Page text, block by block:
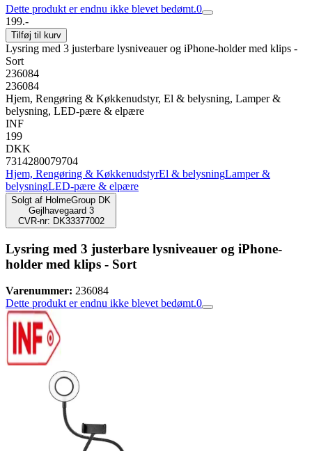
Dette produkt er endnu ikke blevet bedømt.0
199.-
Tilføj til kurv
Lysring med 3 justerbare lysniveauer og iPhone-holder med klips -
Sort
236084
236084
Hjem, Rengøring & Køkkenudstyr, El & belysning, Lamper &
belysning, LED-pære & elpære
INF
199
DKK
7314280079704
Hjem, Rengøring & KøkkenudstyrEl & belysningLamper &
belysningLED-pære & elpære
Solgt af HolmeGroup DK
Gejlhavegaard 3
CVR-nr: DK33377002
Lysring med 3 justerbare lysniveauer og iPhone-
holder med klips - Sort
Varenummer: 236084
Dette produkt er endnu ikke blevet bedømt.0